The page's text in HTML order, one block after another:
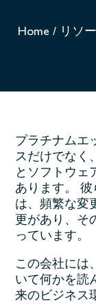
Home / リソ
プラチナムエ
スだけでなく
とソフトウェ
あります。
は、頻繁な変
更があり、そ
っています。
この会社には
いて何かを読
来のビジネス